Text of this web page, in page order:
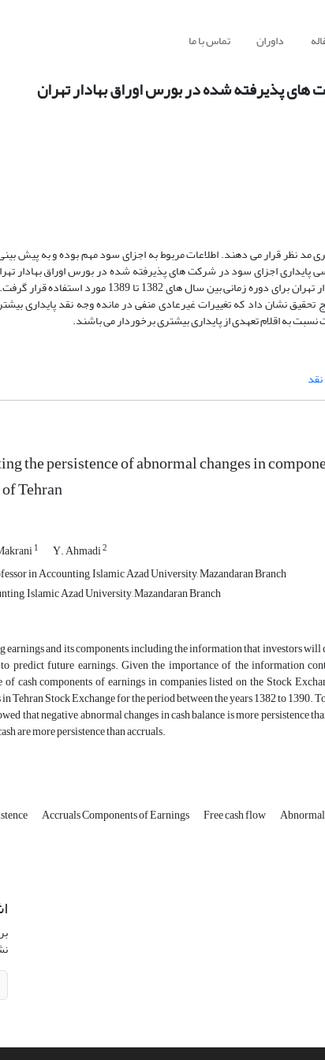
داوران تماس با ما
پذیرفته شده در بورس اوراق بهادار تهران
مد نظر قرار می دهند. اطلاعات مربوط به اجزای سود مهم بوده و به پیش
پایداری اجزای سود در شرکت های پذیرفته شده در بورس اوراق بهادار
بدین منظور چهار فرضیه تدوین و داده های مربوط به 147 شرکت عضو بورس اوراق بهادار تهران برای دوره زمانی
نشان داد که تغییرات غیرعادی منفی در مانده وجه نقد پایداری
به اقلام تعهدی از پایداری بیشتری برخوردار می باشند.
the persistence of abnormal changes in
Tehran
1 Y. Ahmadi2
in Accounting, Islamic Azad University, Mazandaran Branch
Islamic Azad University, Mazandaran Branch
earnings and its components, including the information that investors
predict future earnings. Given the importance of the information
of cash components of earnings in companies listed on the Stock
Tehran Stock Exchange for the period between the years 1382 to 1390.
that negative abnormal changes in cash balance is more persistence
are more persistence than accruals.
Accruals Components of Earnings Free cash flow Abnormal